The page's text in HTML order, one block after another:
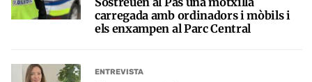
carregada amb ordinadors i mòbils i
els enxampen al Parc Central
ENTREVISTA